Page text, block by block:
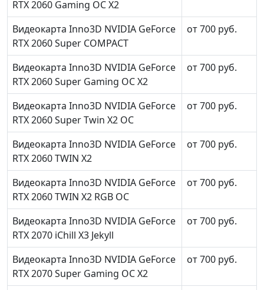
RTX 2060 Gaming OC X2
Видеокарта Inno3D NVIDIA GeForce
RTX 2060 Super COMPACT
от 700 руб.
Видеокарта Inno3D NVIDIA GeForce
RTX 2060 Super Gaming OC X2
от 700 руб.
Видеокарта Inno3D NVIDIA GeForce
RTX 2060 Super Twin X2 OC
от 700 руб.
Видеокарта Inno3D NVIDIA GeForce
RTX 2060 TWIN X2
от 700 руб.
Видеокарта Inno3D NVIDIA GeForce
RTX 2060 TWIN X2 RGB OC
от 700 руб.
Видеокарта Inno3D NVIDIA GeForce
RTX 2070 iChill X3 Jekyll
от 700 руб.
Видеокарта Inno3D NVIDIA GeForce
RTX 2070 Super Gaming OC X2
от 700 руб.